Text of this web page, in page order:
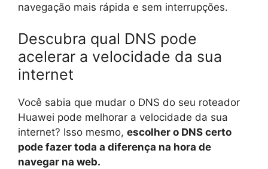
navegação mais rápida e sem interrupções.
Descubra qual DNS pode
acelerar a velocidade da sua
internet
Você sabia que mudar o DNS do seu roteador
Huawei pode melhorar a velocidade da sua
internet? Isso mesmo, escolher o DNS certo
pode fazer toda a diferença na hora de
navegar na web.